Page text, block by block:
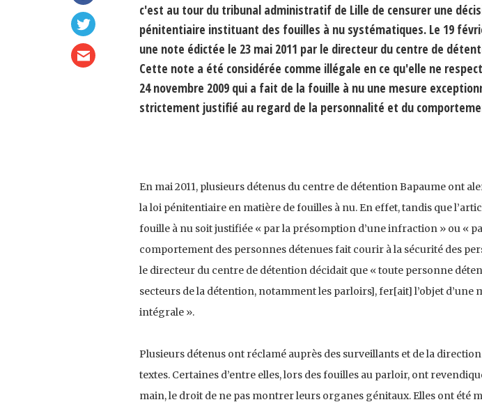
c'est au tour du tribunal administratif de Lille de censurer une
pénitentiaire instituant des fouilles à nu systématiques. Le 19
une note édictée le 23 mai 2011 par le directeur du centre de
Cette note a été considérée comme illégale en ce qu'elle ne
24 novembre 2009 qui a fait de la fouille à nu une mesure
strictement justifié au regard de la personnalité et du
En mai 2011, plusieurs détenus du centre de détention Bapaume ont
la loi pénitentiaire en matière de fouilles à nu. En effet, tandis que
fouille à nu soit justifiée « par la présomption d’une infraction » ou «
comportement des personnes détenues fait courir à la sécurité des
le directeur du centre de détention décidait que « toute personne
secteurs de la détention, notamment les parloirs], fer[ait] l’objet d’une
intégrale ».
Plusieurs détenus ont réclamé auprès des surveillants et de la
textes. Certaines d’entre elles, lors des fouilles au parloir, ont
main, le droit de ne pas montrer leurs organes génitaux. Elles ont été